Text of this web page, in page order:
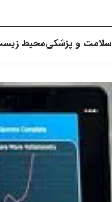
سلامت و پزشکیمحیط